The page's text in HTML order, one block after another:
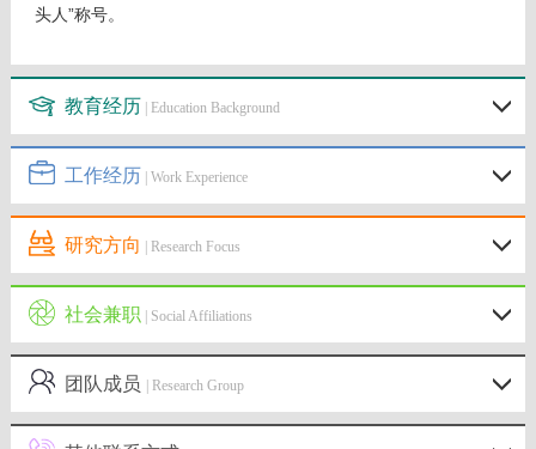
头人”称号。
教育经历 | Education Background
工作经历 | Work Experience
研究方向 | Research Focus
社会兼职| Social Affiliations
团队成员 | Research Group